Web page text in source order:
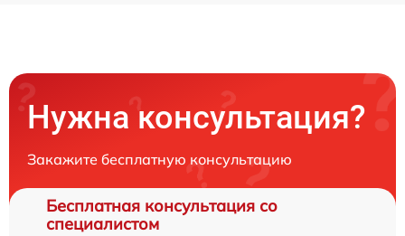
Нужна консультация?
Закажите бесплатную консультацию
Бесплатная консультация со
специалистом